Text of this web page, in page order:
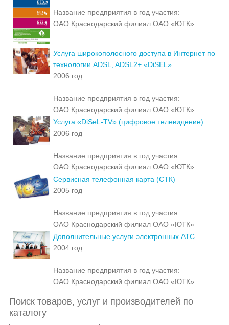
Название предприятия в год участия:
ОАО Краснодарский филиал ОАО «ЮТК»
Услуга широкополосного доступа в Интернет по
технологии ADSL, ADSL2+ «DiSEL»
2006 год
Название предприятия в год участия:
ОАО Краснодарский филиал ОАО «ЮТК»
Услуга «DiSeL-TV» (цифровое телевидение)
2006 год
Название предприятия в год участия:
ОАО Краснодарский филиал ОАО «ЮТК»
Сервисная телефонная карта (СТК)
2005 год
Название предприятия в год участия:
ОАО Краснодарский филиал ОАО «ЮТК»
Дополнительные услуги электронных АТС
2004 год
Название предприятия в год участия:
ОАО Краснодарский филиал ОАО «ЮТК»
Поиск товаров, услуг и производителей по
каталогу